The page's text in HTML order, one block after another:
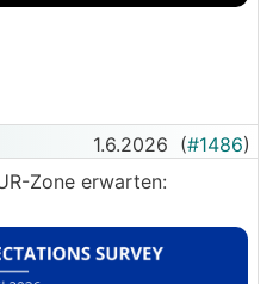
1.6.2026 (#1486)
Zone erwarten: